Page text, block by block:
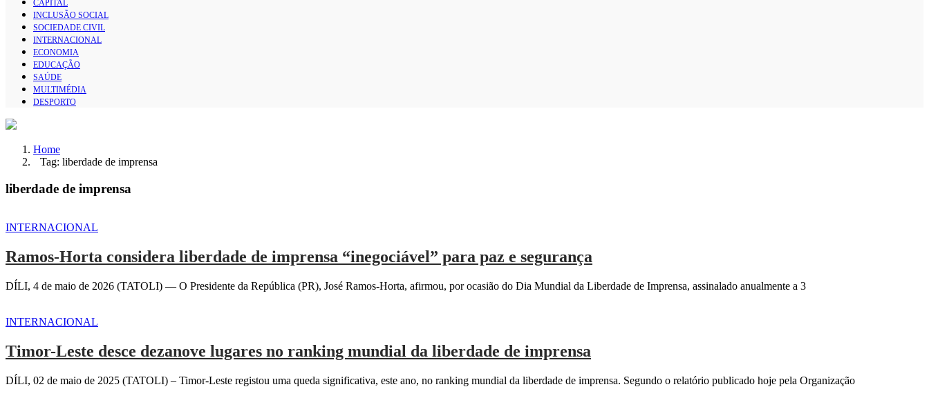
CAPITAL
INCLUSÃO SOCIAL
SOCIEDADE CIVIL
INTERNACIONAL
ECONOMIA
EDUCAÇÃO
SAÚDE
MULTIMÉDIA
DESPORTO
Home
Tag: liberdade de imprensa
liberdade de imprensa
INTERNACIONAL
Ramos-Horta considera liberdade de imprensa “inegociável” para paz e segurança
DÍLI, 4 de maio de 2026 (TATOLI) — O Presidente da República (PR), José Ramos-Horta, afirmou, por ocasião do Dia Mundial da Liberdade de Imprensa, assinalado anualmente a 3
INTERNACIONAL
Timor-Leste desce dezanove lugares no ranking mundial da liberdade de imprensa
DÍLI, 02 de maio de 2025 (TATOLI) – Timor-Leste registou uma queda significativa, este ano, no ranking mundial da liberdade de imprensa. Segundo o relatório publicado hoje pela Organização